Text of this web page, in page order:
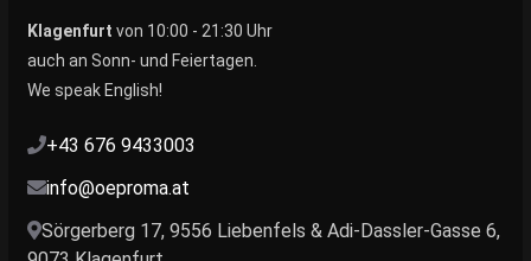
Klagenfurt von 10:00 - 21:30 Uhr
auch an Sonn- und Feiertagen.
We speak English!
+43 676 9433003
info@oeproma.at
Sörgerberg 17, 9556 Liebenfels & Adi-Dassler-Gasse 6,